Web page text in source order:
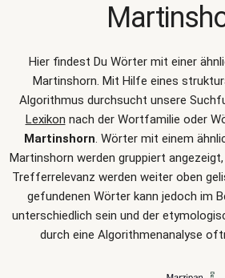
Hier findest Du Wörter mit einer
Martinshorn. Mit Hilfe eines
Algorithmus durchsucht unsere
Lexikon nach der Wortfamilie oder
Martinshorn. Wörter mit einem
Martinshorn werden gruppiert
Trefferrelevanz werden weiter oben
gefundenen Wörter kann jedoch im
unterschiedlich sein und der
durch eine Algorithmenanalyse